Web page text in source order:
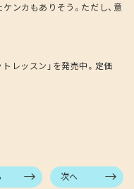
ンカもありそう。ただし、意
レッスン」を発売中。定価
次へ